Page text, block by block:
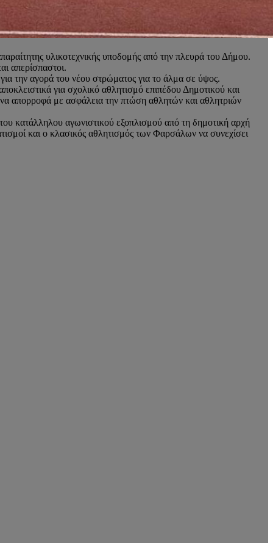
υλικοτεχνικής υποδομής από την πλευρά του Δήμου.
απερίσπαστοι.
την αγορά του νέου στρώματος για το άλμα σε ύψος.
για σχολικό αθλητισμό επιπέδου Δημοτικού και
να απορροφά με ασφάλεια την πτώση αθλητών και αθλητριών
κατάλληλου αγωνιστικού εξοπλισμού από τη δημοτική αρχή
και ο κλασικός αθλητισμός των Φαρσάλων να συνεχίσει